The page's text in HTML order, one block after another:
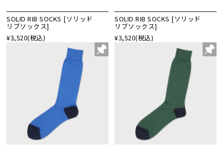
SOLID RIB SOCKS [ソリッド
リブソックス]
¥3,520(税込)
SOLID RIB SOCKS [ソリッド
リブソックス]
¥3,520(税込)